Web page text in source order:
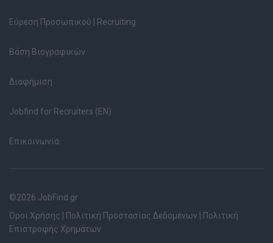
Εύρεση Προσωπικού | Recruiting
Βάση Βιογραφικών
Διαφήμιση
Jobfind for Recruiters (EN)
Επικοινωνία
©2026 JobFind.gr
Όροι Χρήσης
Πολιτική Προστασίας Δεδομένων
Πολιτική
Επιστροφής Χρημάτων